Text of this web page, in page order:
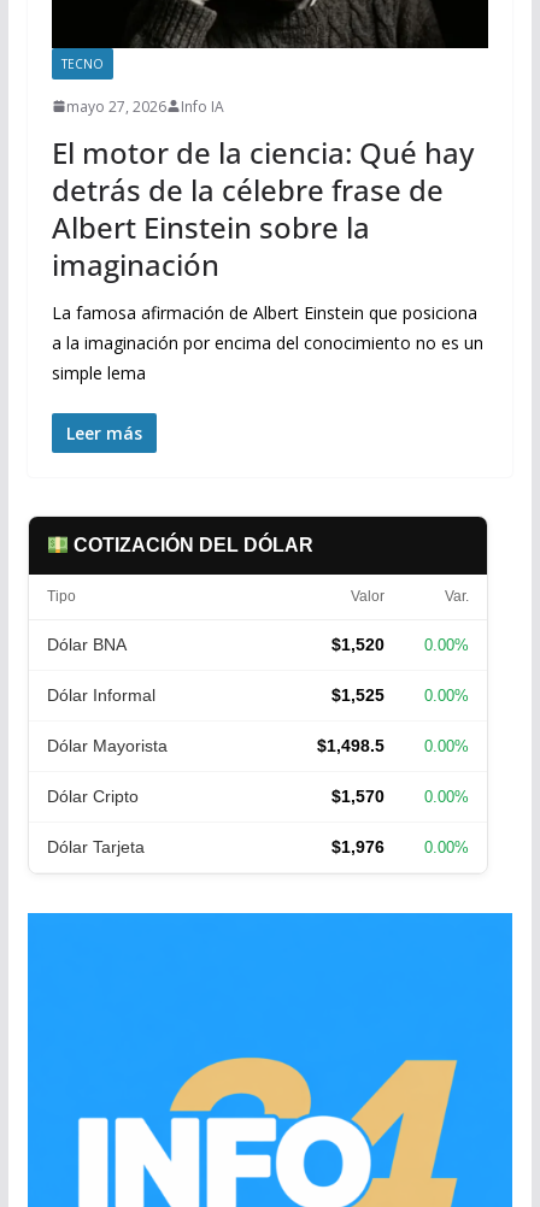
TECNO
mayo 27, 2026 Info IA
El motor de la ciencia: Qué hay
detrás de la célebre frase de
Albert Einstein sobre la
imaginación
La famosa afirmación de Albert Einstein que posiciona
a la imaginación por encima del conocimiento no es un
simple lema
Leer más
COTIZACIÓN DEL DÓLAR
Tipo Valor Var.
Dólar BNA $1,520 0.00%
Dólar Informal $1,525 0.00%
Dólar Mayorista $1,498.5 0.00%
Dólar Cripto $1,570 0.00%
Dólar Tarjeta $1,976 0.00%